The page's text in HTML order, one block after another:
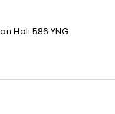
Halı 586 YNG